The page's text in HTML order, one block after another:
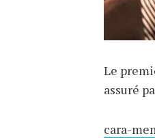
Le
assuré
cara-